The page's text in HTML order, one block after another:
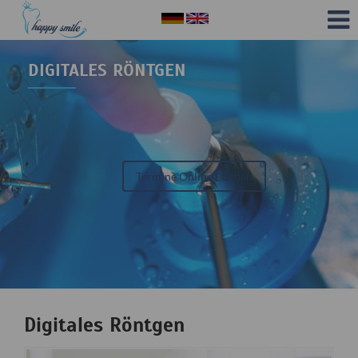
Termine Online Buchen
DIGITALES RÖNTGEN
Digitales Röntgen